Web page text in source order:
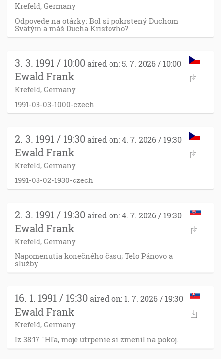
Krefeld, Germany
Odpovede na otázky: Bol si pokrstený Duchom
Svätým a máš Ducha Kristovho?
3. 3. 1991 / 10:00 aired on: 5. 7. 2026 / 10:00
Ewald Frank
Krefeld, Germany
1991-03-03-1000-czech
2. 3. 1991 / 19:30 aired on: 4. 7. 2026 / 19:30
Ewald Frank
Krefeld, Germany
1991-03-02-1930-czech
2. 3. 1991 / 19:30 aired on: 4. 7. 2026 / 19:30
Ewald Frank
Krefeld, Germany
Napomenutia konečného času; Telo Pánovo a
služby
16. 1. 1991 / 19:30 aired on: 1. 7. 2026 / 19:30
Ewald Frank
Krefeld, Germany
Iz 38:17 ˜Hľa, moje utrpenie si zmenil na pokoj.